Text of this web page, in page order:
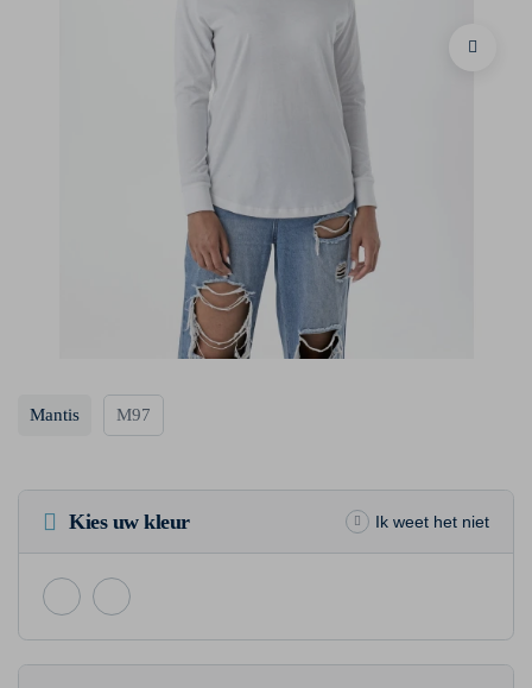
Mantis M97
Kies uw kleur Ik weet het niet